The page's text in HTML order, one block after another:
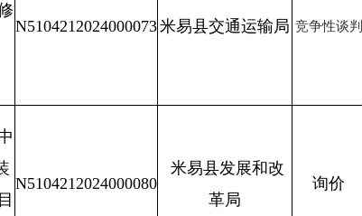
N5104212024000073米易县交通运输局 竞争性谈判
N5104212024000080
米易县发展和改
革局
询价